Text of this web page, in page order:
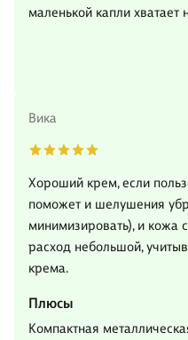
маленькой капли хватает
Вика
Хороший крем, если
поможет и шелушения
минимизировать), и кожа
расход небольшой,
крема.
Плюсы
Компактная